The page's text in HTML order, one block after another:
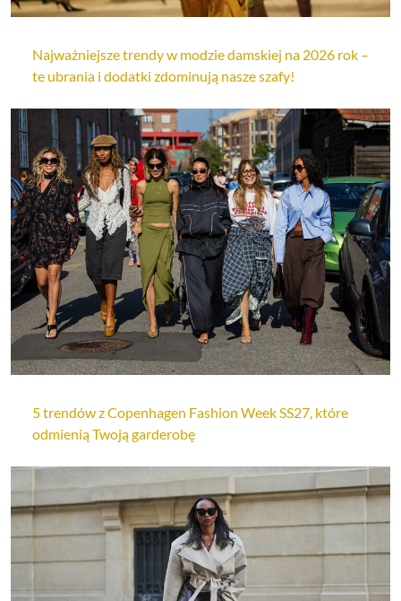
Najważniejsze trendy w modzie damskiej na 2026 rok –
te ubrania i dodatki zdominują nasze szafy!
5 trendów z Copenhagen Fashion Week SS27, które
odmienią Twoją garderobę